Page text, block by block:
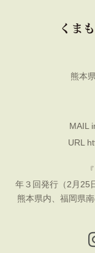
熊本
MAIL
URL
年３回発行（2月25
熊本県内、福岡県